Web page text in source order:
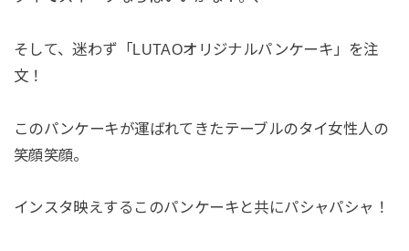
そして、迷わず「LUTAOオリジナルパンケーキ」を注
文！
このパンケーキが運ばれてきたテーブルのタイ女性人の
笑顔笑顔。
インスタ映えするこのパンケーキと共にパシャパシャ！